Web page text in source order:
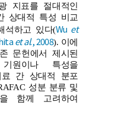
지표를 절대적인
상대적 특성 비교
석하고 있다(Wu et
et al., 2008). 이에
문헌에서 제시된
원이나 특성을
료 간 상대적 분포
성분 분류 및
함께 고려하여